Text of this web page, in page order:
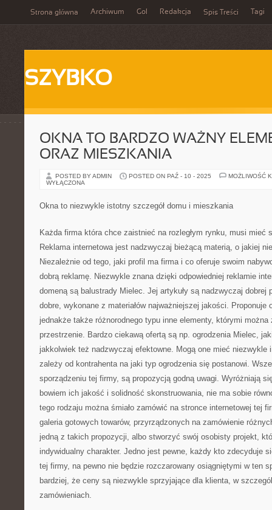
Strona główna Archiwum Gol Redakcja Spis Treści Tagi
SZYBKO
OKNA TO BARDZO WAŻNY
ORAZ MIESZKANIA
POSTED BY ADMIN POSTED ON PAŹ - 10 - 2025
MOŻLIWOŚĆ
WYŁĄCZONA
Okna to niezwykle istotny szczegół domu i mieszkania
Każda firma która chce zaistnieć na rozległym rynku, musi mieć
Reklama internetowa jest nadzwyczaj bieżącą materią, o jakiej
Niezależnie od tego, jaki profil ma firma i co oferuje swoim
dobrą reklamę. Niezwykle znana dzięki odpowiedniej reklamie
domeną są balustrady Mielec. Jej artykuły są nadzwyczaj dobrej
dobre, wykonane z materiałów najważniejszej jakości. Proponuje
jednakże także różnorodnego typu inne elementy, którymi
przestrzenie. Bardzo ciekawą ofertą są np. ogrodzenia Mielec,
jakkolwiek też nadzwyczaj efektowne. Mogą one mieć niezwykle
zależy od kontrahenta na jaki typ ogrodzenia się postanowi.
sporządzeniu tej firmy, są propozycją godną uwagi. Wyróżniają
bowiem ich jakość i solidność skonstruowania, nie ma sobie
tego rodzaju można śmiało zamówić na stronce internetowej tej
galeria gotowych towarów, przyrządzonych na zamówienie
jedną z takich propozycji, albo stworzyć swój osobisty projekt,
indywidualny charakter. Jedno jest pewne, każdy kto zdecyduje
tej firmy, na pewno nie będzie rozczarowany osiągniętymi w ten
bardziej, że ceny są niezwykle sprzyjające dla klienta, w
zamówieniach.